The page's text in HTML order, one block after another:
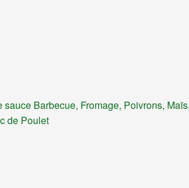
sauce Barbecue, Fromage, Poivrons, Maïs,
de Poulet